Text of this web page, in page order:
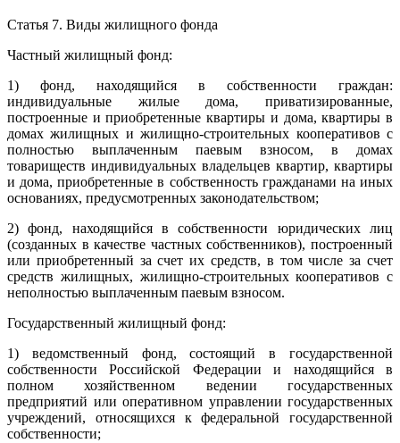
Статья 7. Виды жилищного фонда
Частный жилищный фонд:
1) фонд, находящийся в собственности граждан:
индивидуальные жилые дома, приватизированные,
построенные и приобретенные квартиры и дома, квартиры в
домах жилищных и жилищно-строительных кооперативов с
полностью выплаченным паевым взносом, в домах
товариществ индивидуальных владельцев квартир, квартиры
и дома, приобретенные в собственность гражданами на иных
основаниях, предусмотренных законодательством;
2) фонд, находящийся в собственности юридических лиц
(созданных в качестве частных собственников), построенный
или приобретенный за счет их средств, в том числе за счет
средств жилищных, жилищно-строительных кооперативов с
неполностью выплаченным паевым взносом.
Государственный жилищный фонд:
1) ведомственный фонд, состоящий в государственной
собственности Российской Федерации и находящийся в
полном хозяйственном ведении государственных
предприятий или оперативном управлении государственных
учреждений, относящихся к федеральной государственной
собственности;